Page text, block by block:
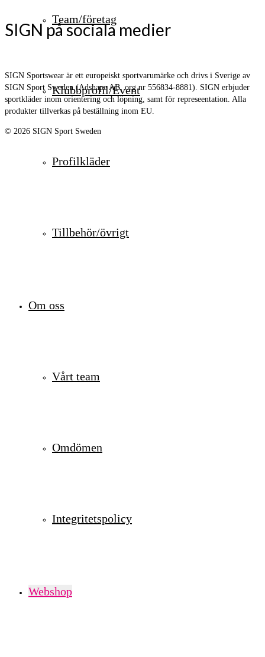
Team/företag
Klubbprofil/Event
Profilkläder
Tillbehör/övrigt
Om oss
Vårt team
Omdömen
Integritetspolicy
Webshop
SIGN på sociala medier
SIGN Sportswear är ett europeiskt sportvarumärke och drivs i Sverige av
SIGN Sport Sweden (Adshape AB, org nr 556834-8881). SIGN erbjuder
sportkläder inom orientering och löpning, samt för represeentation. Alla
produkter tillverkas på beställning inom EU.
© 2026 SIGN Sport Sweden